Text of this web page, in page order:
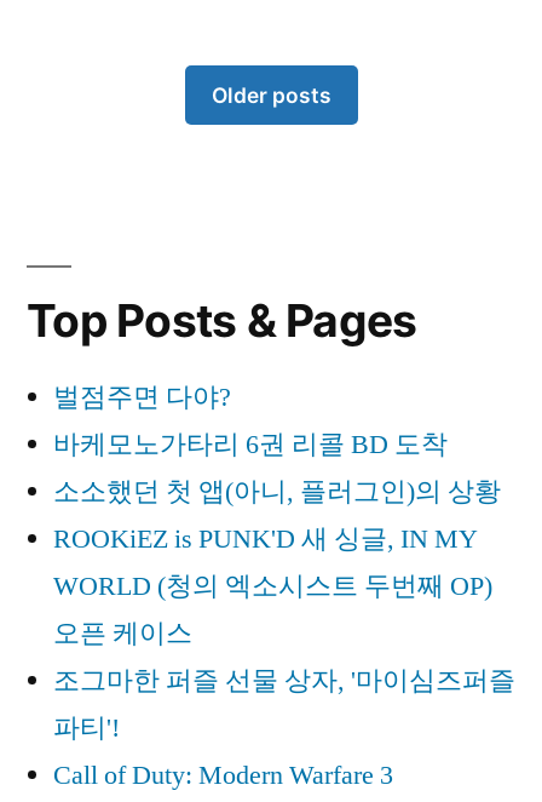
뷰
및
사
용
기”
기
Older posts
Top Posts & Pages
벌점주면 다야?
바케모노가타리 6권 리콜 BD 도착
소소했던 첫 앱(아니, 플러그인)의 상황
ROOKiEZ is PUNK'D 새 싱글, IN MY
WORLD (청의 엑소시스트 두번째 OP)
오픈 케이스
조그마한 퍼즐 선물 상자, '마이심즈퍼즐
파티'!
Call of Duty: Modern Warfare 3